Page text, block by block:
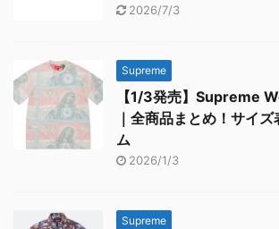
2026/7/3
Supreme
【1/3発売】Supreme
｜全商品まとめ！サイ
ム
2026/1/3
Supreme